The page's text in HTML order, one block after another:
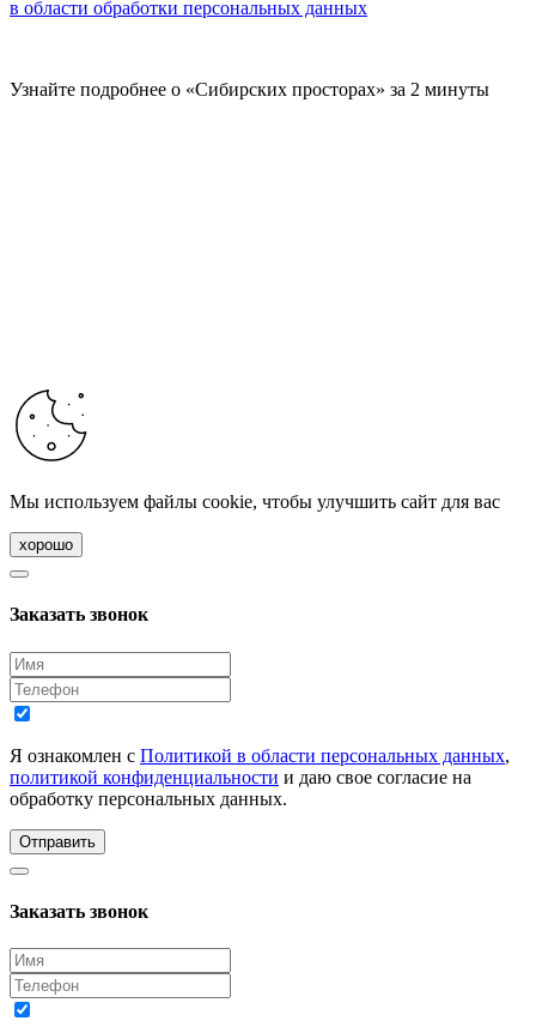
в области обработки персональных данных
Узнайте подробнее о «Сибирских просторах» за 2 минуты
Мы используем файлы cookie, чтобы улучшить сайт для вас
хорошо
Заказать звонок
Я ознакомлен с Политикой в области персональных данных,
политикой конфиденциальности и даю свое согласие на
обработку персональных данных.
Отправить
Заказать звонок